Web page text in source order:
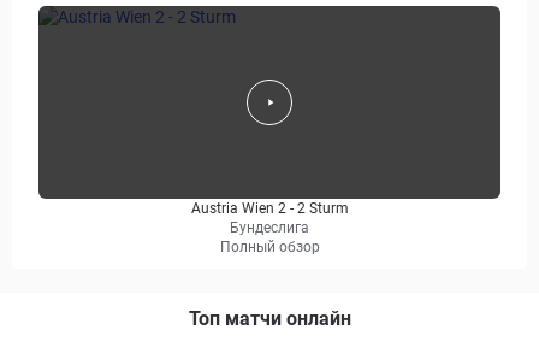
Austria Wien 2 - 2 Sturm
Бундеслига
Полный обзор
Топ матчи онлайн